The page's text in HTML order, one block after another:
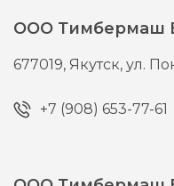
ООО Тимбермаш
677019, Якутск,ул.
+7 (908) 653-77-61